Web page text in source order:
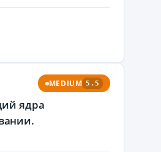
MEDIUM 5.5
ядра